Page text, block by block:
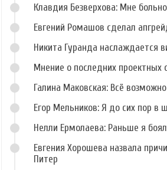
Клавдия Безверхова: Мне
Евгений Ромашов сделал
Никита Гуранда наслаждается
Мнение о последних проектных
Галина Маковская: Всё возможно
Егор Мельников: Я до сих пор в
Нелли Ермолаева: Раньше я
Евгения Хорошева назвала
Питер